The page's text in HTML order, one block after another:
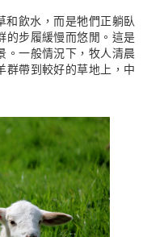
飲水，而是牠們正躺臥
的步履緩慢而悠閒。這是
。一般情況下，牧人清晨
群帶到較好的草地上，中